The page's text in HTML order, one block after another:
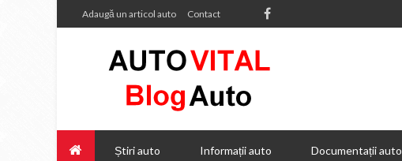
Adaugă un articol auto Contact
Știri auto Informații auto Documentații auto